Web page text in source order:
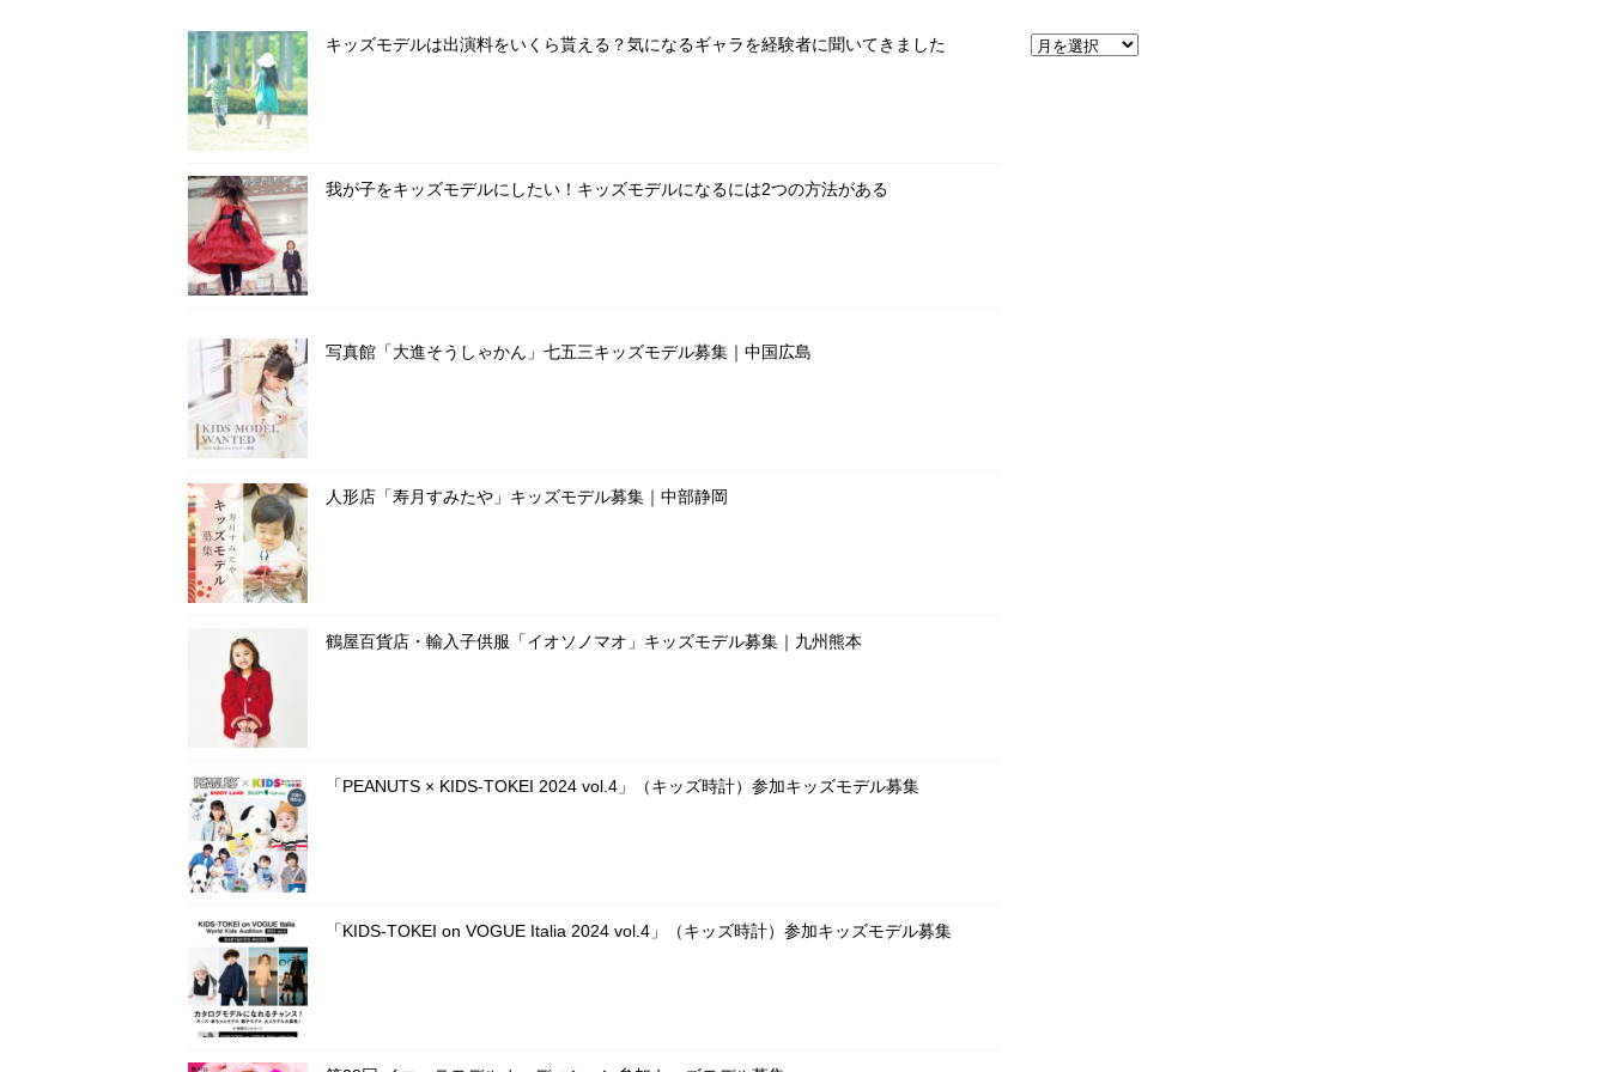
キッズモデルは出演料をいくら貰える？気になるギャラを経験者に聞いてきました
我が子をキッズモデルにしたい！キッズモデルになるには2つの方法がある
写真館「大進そうしゃかん」七五三キッズモデル募集｜中国広島
人形店「寿月すみたや」キッズモデル募集｜中部静岡
鶴屋百貨店・輸入子供服「イオソノマオ」キッズモデル募集｜九州熊本
「PEANUTS × KIDS-TOKEI 2024 vol.4」（キッズ時計）参加キッズモデル募集
「KIDS-TOKEI on VOGUE Italia 2024 vol.4」（キッズ時計）参加キッズモデル募集